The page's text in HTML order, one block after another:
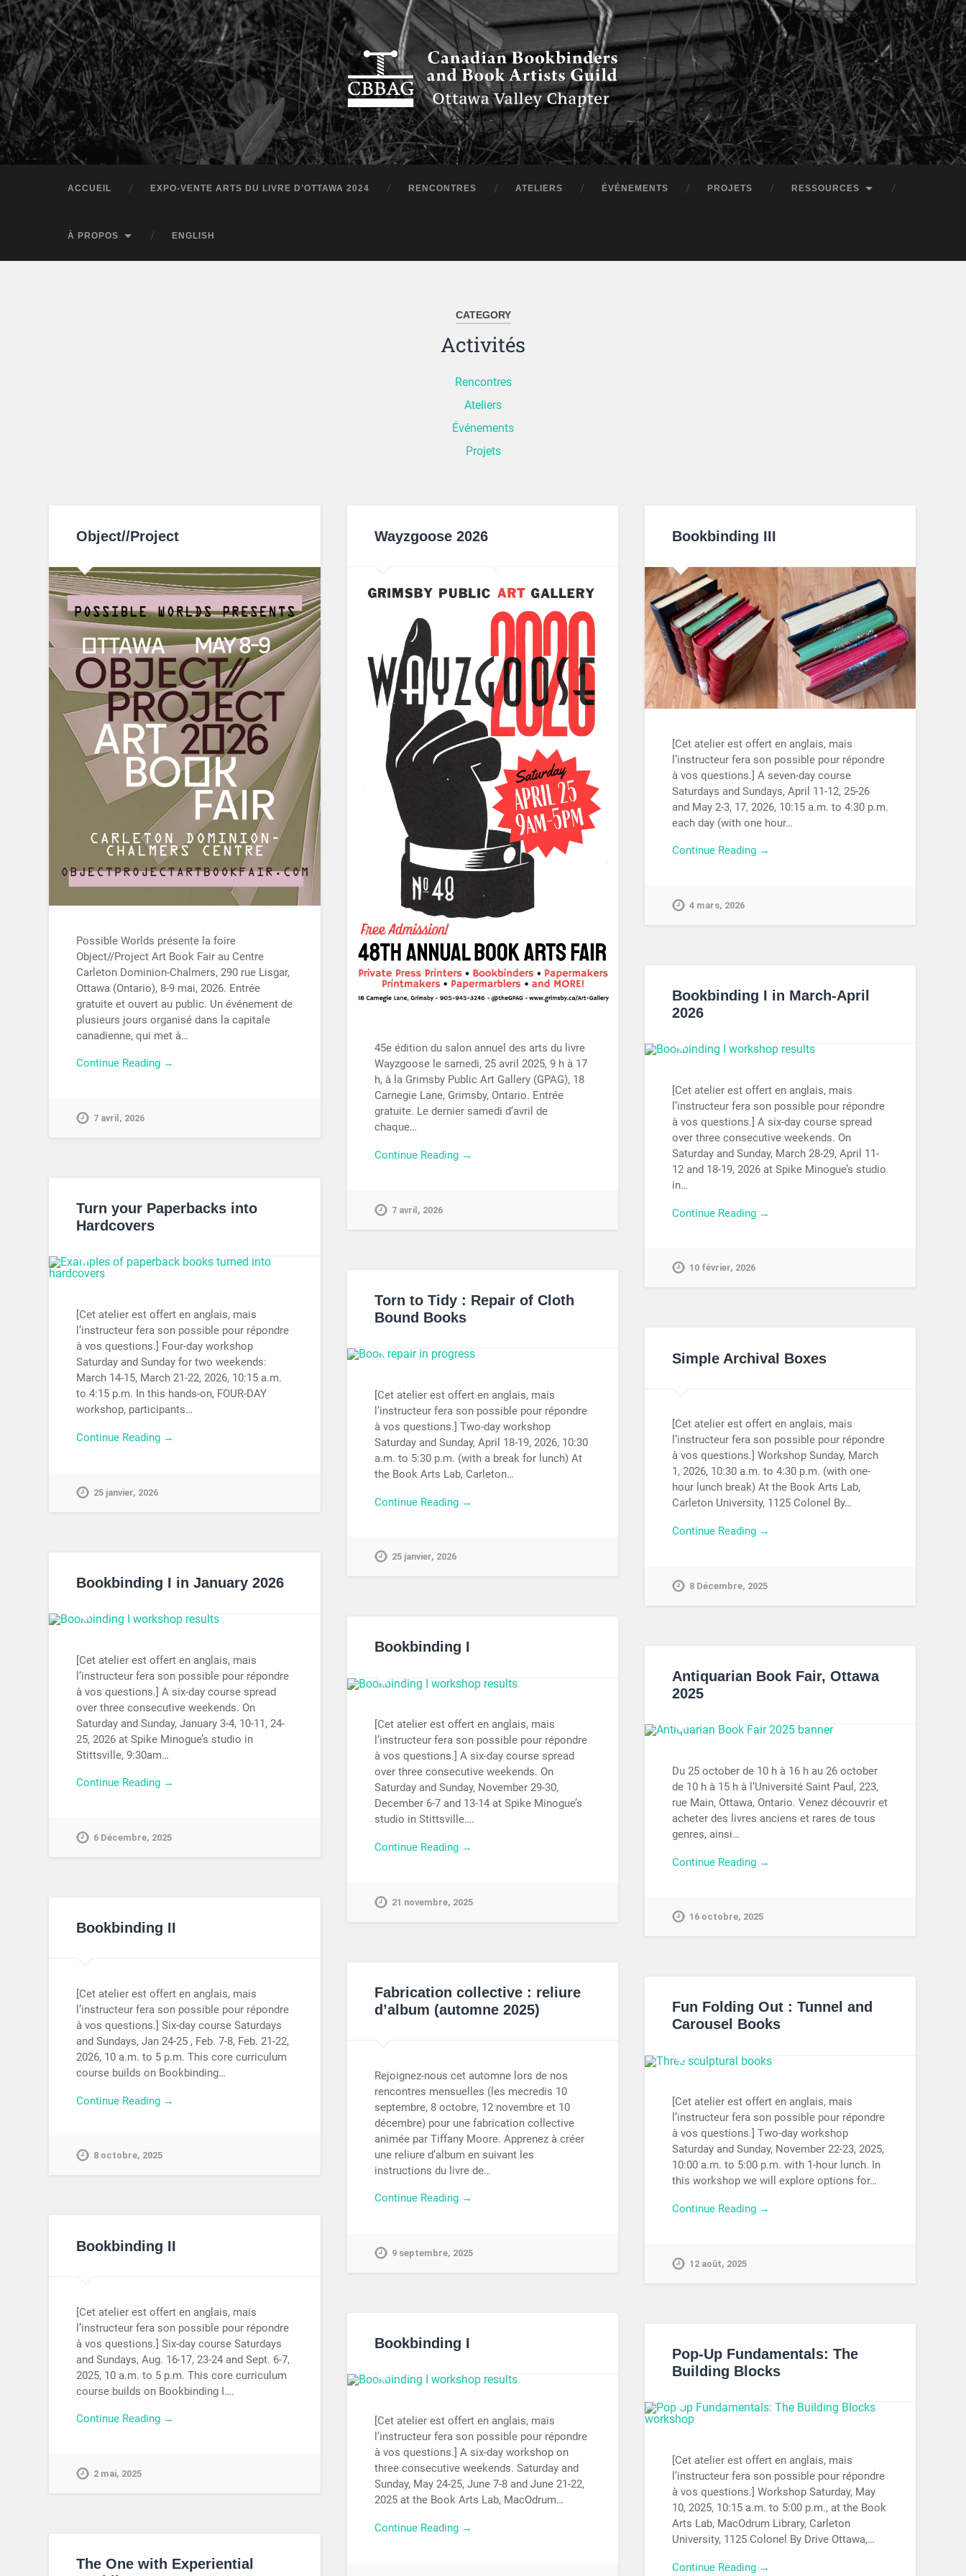
ACCUEIL EXPO-VENTE ARTS DU LIVRE D’OTTAWA 2024 RENCONTRES ATELIERS ÉVÉNEMENTS PROJETS RESSOURCES
À PROPOS ENGLISH
CATEGORY
Activités
Rencontres
Ateliers
Événements
Projets
Object//Project
Possible Worlds présente la foire
Object//Project Art Book Fair au Centre
Carleton Dominion-Chalmers, 290 rue Lisgar,
Ottawa (Ontario), 8-9 mai, 2026. Entrée
gratuite et ouvert au public. Un événement de
plusieurs jours organisé dans la capitale
canadienne, qui met à…
Continue Reading →
7 avril, 2026
Wayzgoose 2026
45e édition du salon annuel des arts du livre
Wayzgoose le samedi, 25 avril 2025, 9 h à 17
h, à la Grimsby Public Art Gallery (GPAG), 18
Carnegie Lane, Grimsby, Ontario. Entrée
gratuite. Le dernier samedi d’avril de
chaque…
Continue Reading →
7 avril, 2026
Bookbinding III
[Cet atelier est offert en anglais, mais
l’instructeur fera son possible pour répondre
à vos questions.] A seven-day course
Saturdays and Sundays, April 11-12, 25-26
and May 2-3, 17, 2026, 10:15 a.m. to 4:30 p.m.
each day (with one hour…
Continue Reading →
4 mars, 2026
Bookbinding I in March-April
2026
[Cet atelier est offert en anglais, mais
l’instructeur fera son possible pour répondre
à vos questions.] A six-day course spread
over three consecutive weekends. On
Saturday and Sunday, March 28-29, April 11-
12 and 18-19, 2026 at Spike Minogue’s studio
in…
Continue Reading →
10 février, 2026
Turn your Paperbacks into
Hardcovers
[Cet atelier est offert en anglais, mais
l’instructeur fera son possible pour répondre
à vos questions.] Four-day workshop
Saturday and Sunday for two weekends:
March 14-15, March 21-22, 2026, 10:15 a.m.
to 4:15 p.m. In this hands-on, FOUR-DAY
workshop, participants…
Continue Reading →
25 janvier, 2026
Torn to Tidy : Repair of Cloth
Bound Books
[Cet atelier est offert en anglais, mais
l’instructeur fera son possible pour répondre
à vos questions.] Two-day workshop
Saturday and Sunday, April 18-19, 2026, 10:30
a.m. to 5:30 p.m. (with a break for lunch) At
the Book Arts Lab, Carleton…
Continue Reading →
25 janvier, 2026
Simple Archival Boxes
[Cet atelier est offert en anglais, mais
l’instructeur fera son possible pour répondre
à vos questions.] Workshop Sunday, March
1, 2026, 10:30 a.m. to 4:30 p.m. (with one-
hour lunch break) At the Book Arts Lab,
Carleton University, 1125 Colonel By…
Continue Reading →
8 Décembre, 2025
Bookbinding I in January 2026
[Cet atelier est offert en anglais, mais
l’instructeur fera son possible pour répondre
à vos questions.] A six-day course spread
over three consecutive weekends. On
Saturday and Sunday, January 3-4, 10-11, 24-
25, 2026 at Spike Minogue’s studio in
Stittsville, 9:30am…
Continue Reading →
6 Décembre, 2025
Bookbinding I
[Cet atelier est offert en anglais, mais
l’instructeur fera son possible pour répondre
à vos questions.] A six-day course spread
over three consecutive weekends. On
Saturday and Sunday, November 29-30,
December 6-7 and 13-14 at Spike Minogue’s
studio in Stittsville….
Continue Reading →
21 novembre, 2025
Antiquarian Book Fair, Ottawa
2025
Du 25 october de 10 h à 16 h au 26 october
de 10 h à 15 h à l’Université Saint Paul, 223,
rue Main, Ottawa, Ontario. Venez découvrir et
acheter des livres anciens et rares de tous
genres, ainsi…
Continue Reading →
16 octobre, 2025
Bookbinding II
[Cet atelier est offert en anglais, mais
l’instructeur fera son possible pour répondre
à vos questions.] Six-day course Saturdays
and Sundays, Jan 24-25 , Feb. 7-8, Feb. 21-22,
2026, 10 a.m. to 5 p.m. This core curriculum
course builds on Bookbinding…
Continue Reading →
8 octobre, 2025
Fabrication collective : reliure
d’album (automne 2025)
Rejoignez-nous cet automne lors de nos
rencontres mensuelles (les mecredis 10
septembre, 8 octobre, 12 novembre et 10
décembre) pour une fabrication collective
animée par Tiffany Moore. Apprenez à créer
une reliure d’album en suivant les
instructions du livre de…
Continue Reading →
9 septembre, 2025
Fun Folding Out : Tunnel and
Carousel Books
[Cet atelier est offert en anglais, mais
l’instructeur fera son possible pour répondre
à vos questions.] Two-day workshop
Saturday and Sunday, November 22-23, 2025,
10:00 a.m. to 5:00 p.m. with 1-hour lunch. In
this workshop we will explore options for…
Continue Reading →
12 août, 2025
Bookbinding II
[Cet atelier est offert en anglais, mais
l’instructeur fera son possible pour répondre
à vos questions.] Six-day course Saturdays
and Sundays, Aug. 16-17, 23-24 and Sept. 6-7,
2025, 10 a.m. to 5 p.m. This core curriculum
course builds on Bookbinding I….
Continue Reading →
2 mai, 2025
Bookbinding I
[Cet atelier est offert en anglais, mais
l’instructeur fera son possible pour répondre
à vos questions.] A six-day workshop on
three consecutive weekends. Saturday and
Sunday, May 24-25, June 7-8 and June 21-22,
2025 at the Book Arts Lab, MacOdrum…
Continue Reading →
Pop-Up Fundamentals: The
Building Blocks
[Cet atelier est offert en anglais, mais
l’instructeur fera son possible pour répondre
à vos questions.] Workshop Saturday, May
10, 2025, 10:15 a.m. to 5:00 p.m., at the Book
Arts Lab, MacOdrum Library, Carleton
University, 1125 Colonel By Drive Ottawa,…
Continue Reading →
The One with Experiential